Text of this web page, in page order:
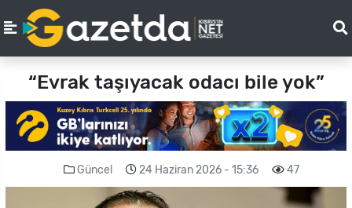
“Evrak taşıyacak odacı bile yok”
Güncel 24 Haziran 2026 - 15:36 47